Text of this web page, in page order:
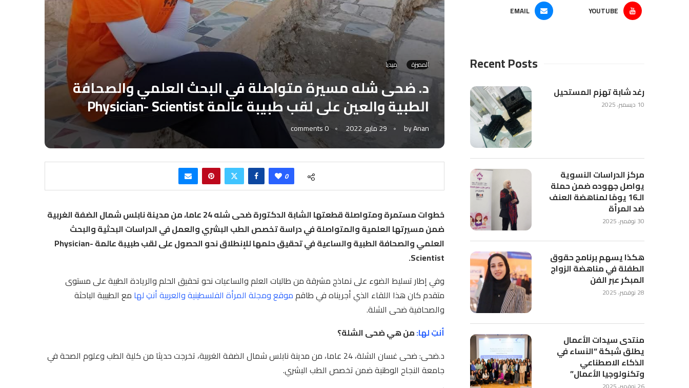
المميزة ميديا
د. ضحى شله مسيرة متواصلة في البحث العلمي والصحافة
الطبية والعين على لقب طبيبة عالمة Physician- Scientist
byAnan 29 مايو، 2022 0 comments
0
خطوات مستمرة ومتواصلة قطعتها الشابة الدكتورة ضحى شله 24 عاما، من مدينة نابلس شمال الضفة الغربية
ضمن مسيرتها العلمية والمتواصلة في دراسة تخصص الطب البشري والعمل في الدراسات البحثية والبحث
العلمي والصحافة الطبية والساعية في تحقيق حلمها للإنطلاق نحو الحصول على لقب طبيبة عالمة Physician-
Scientist.
وفي إطار تسليط الضوء على نماذج مشرقة من طالبات العلم والساعيات نحو تحقيق الحلم والريادة الطبية على مستوى
متقدم كان هذا اللقاء الذي أجريناه في طاقمموقع ومجلة المرأة الفلسطينية والعربية أنتِ لها مع الطبيبة الباحثة
والصحافية ضحى الشلة.
أنتِ لها:من هي ضحى الشلة؟
د.ضحى: ضحى غسان الشلة، 24 عاما، من مدينة نابلس شمال الضفة الغربية، تخرجت حديثا من كلية الطب وعلوم الصحة في
جامعة النجاح الوطنية ضمن تخصص الطب البشري.
YOUTUBE
EMAIL
Recent Posts
رغد شابة تهزم المستحيل
10 ديسمبر، 2025
مركز الدراسات النسوية
يواصل جهوده ضمن حملة
الـ16 يومًا لمناهضة العنف
ضد المرأة
30 نوفمبر، 2025
هكذا يسهم برنامج حقوق
الطفلة في مناهضة الزواج
المبكر عبر الفن
28 نوفمبر، 2025
منتدى سيدات الأعمال
يطلق شبكة “النساء في
الذكاء الاصطناعي
وتكنولوجيا الأعمال”